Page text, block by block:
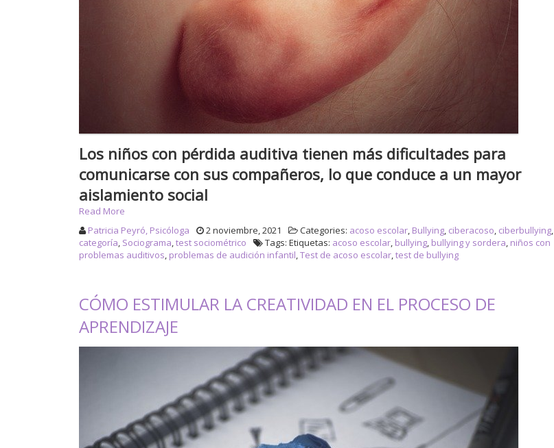
Los niños con pérdida auditiva tienen más dificultades para
comunicarse con sus compañeros, lo que conduce a un mayor
aislamiento social
Read More
Patricia Peyró, Psicóloga
2 noviembre, 2021 Categories: acoso escolar, Bullying, ciberacoso, ciberbullying,
categoría, Sociograma,test sociométrico Tags: Etiquetas: acoso escolar, bullying, bullying y sordera, niños con
problemas auditivos, problemas de audición infantil,Test de acoso escolar,test de bullying
CÓMO ESTIMULAR LA CREATIVIDAD EN EL PROCESO DE
APRENDIZAJE